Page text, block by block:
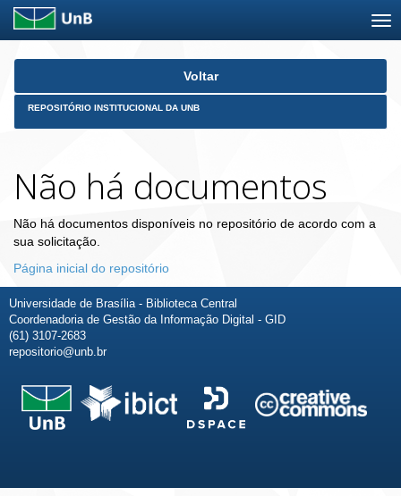
Skip
Voltar
REPOSITÓRIO INSTITUCIONAL DA UNB
Não há documentos
Não há documentos disponíveis no repositório de acordo com a
sua solicitação.
Página inicial do repositório
Universidade de Brasília - Biblioteca Central
Coordenadoria de Gestão da Informação Digital - GID
(61) 3107-2683
repositorio@unb.br